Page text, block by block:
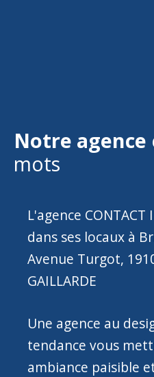
Notre agence
mots
L'agence
dans ses locaux à
Avenue Turgot,
GAILLARDE
Une agence au
tendance vous
ambiance paisible